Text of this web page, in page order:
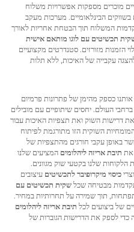
מוכרים מספקות אפשרויות משלוח
בשווקים הבינלאומיים. מערכות מעקב
המשלוח תוך הבטחת אחריות לאורך
תכשיטים עם לוגו מותאם אישית
הזמנות מזורזים. סטנדרטים מקצועיים
עקבייה של האיכות, ללא תלות
אותנו כספק מהימן של פתרונות פרמיום
העולם. יחסים שיתופיים עם מובילים
דרישות השוק ואת תצפיות האיכות עבור
השוקית הזו מתורגמת לפיתוח
באופן עקבי חורגים מהתצפיות של
את תיבת אריזה ליהלומים המציעים שלנו
שלנו בקטעי שוק מגוונים.
כיסוי מיקרופיבר לתכשיטים עיצובים
מבטיחה שכלשקית תכשיטים עם
תוך שמירה על תחרותיות במחיר.
של ביצועים לכל תיבת אריזה ליהלומים
כדי לספק את הדרישות הגוברות של